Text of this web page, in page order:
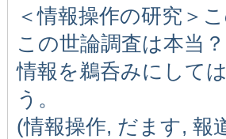
＜情報操作の研究＞
この世論調査は本当
情報を鵜呑みにして
う。
(情報操作, だます, 報